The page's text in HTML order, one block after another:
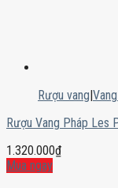
Rượu vang|
Rượu Vang Pháp Les
1.320.000₫
Mua ngay